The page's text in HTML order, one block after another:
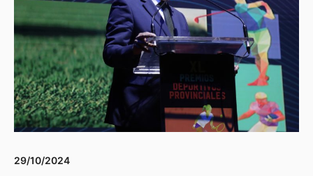
29/10/2024